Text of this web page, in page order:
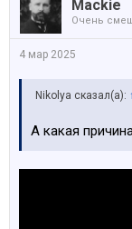
Mackie
Очень
4 мар 2025
Nikolya сказал(а):
А какая